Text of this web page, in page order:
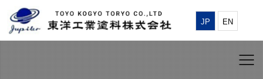
JP EN